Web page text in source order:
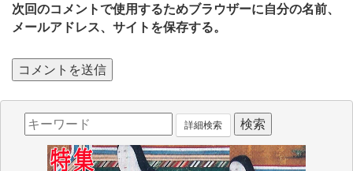
次回のコメントで使用するためブラウザーに自分の名前、
メールアドレス、サイトを保存する。
詳細検索